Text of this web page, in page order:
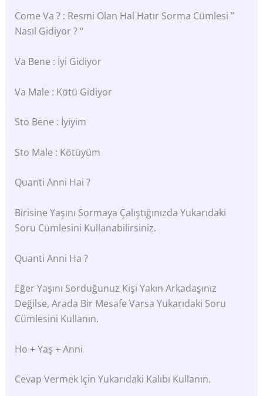
Come Va ? : Resmi Olan Hal Hatır Sorma Cümlesi ”
Nasıl Gidiyor ? “
Va Bene : İyi Gidiyor
Va Male : Kötü Gidiyor
Sto Bene : İyiyim
Sto Male : Kötüyüm
Quanti Anni Hai ?
Birisine Yaşını Sormaya Çalıştığınızda Yukarıdaki
Soru Cümlesini Kullanabilirsiniz.
Quanti Anni Ha ?
Eğer Yaşını Sorduğunuz Kişi Yakın Arkadaşınız
Değilse, Arada Bir Mesafe Varsa Yukarıdaki Soru
Cümlesini Kullanın.
Ho + Yaş + Anni
Cevap Vermek Için Yukarıdaki Kalıbı Kullanın.